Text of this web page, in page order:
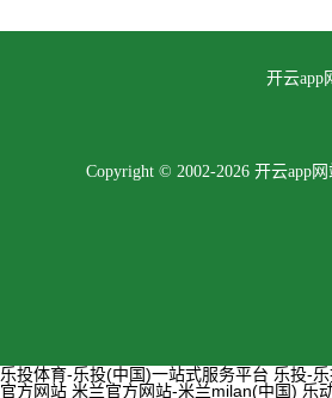
开云app
Copyright © 2002-2026 开云app
乐投体育-乐投(中国)一站式服务平台 乐投-
官方网站 米兰官方网站-米兰milan(中国) 乐